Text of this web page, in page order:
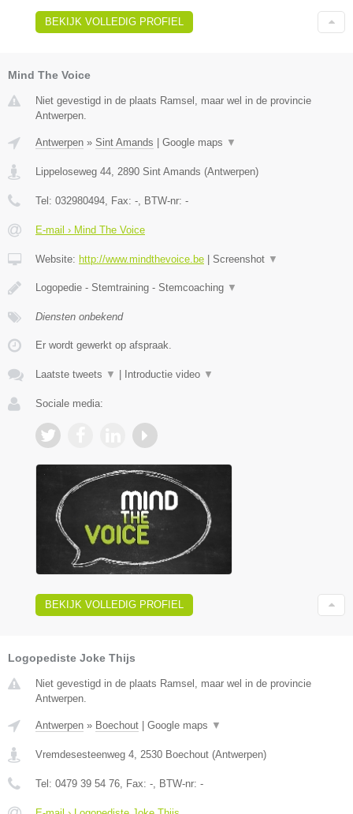
BEKIJK VOLLEDIG PROFIEL
Mind The Voice
Niet gevestigd in de plaats Ramsel, maar wel in de provincie
Antwerpen.
Antwerpen » Sint Amands | Google maps ▼
Lippeloseweg 44 2890 Sint Amands (Antwerpen)
Tel: 032980494 , Fax: - , BTW-nr: -
E-mail › Mind The Voice
Website: http://www.mindthevoice.be | Screenshot ▼
Logopedie - Stemtraining - Stemcoaching ▼
Diensten onbekend
Er wordt gewerkt op afspraak.
Laatste tweets ▼ | Introductie video ▼
Sociale media:
BEKIJK VOLLEDIG PROFIEL
Logopediste Joke Thijs
Niet gevestigd in de plaats Ramsel, maar wel in de provincie
Antwerpen.
Antwerpen » Boechout | Google maps ▼
Vremdesesteenweg 4 2530 Boechout (Antwerpen)
Tel: 0479 39 54 76 , Fax: - , BTW-nr: -